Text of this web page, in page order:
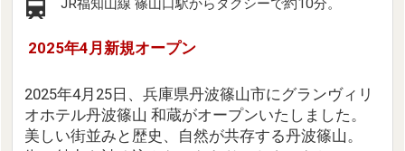
JR福知山線 篠山口駅からタクシーで約10分。
2025年4月新規オープン
2025年4月25日、兵庫県丹波篠山市にグランヴィリ
オホテル丹波篠山 和蔵がオープンいたしました。
美しい街並みと歴史、自然が共存する丹波篠山。